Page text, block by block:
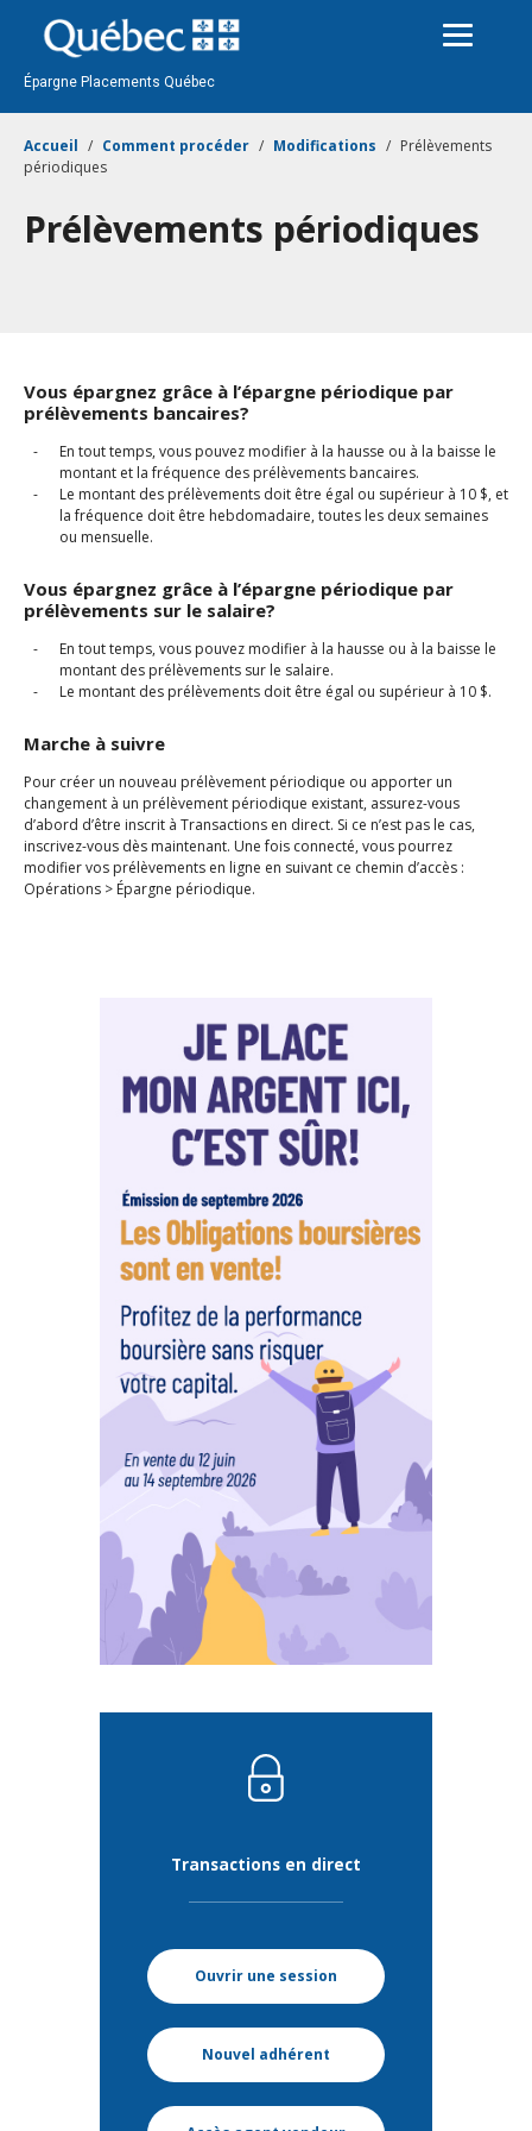
au
contenu
Épargne Placements Québec
Accueil Comment procéder Modifications
Prélèvements
périodiques
Prélèvements périodiques
Vous épargnez grâce à l’épargne périodique par
prélèvements bancaires?
En tout temps, vous pouvez modifier à la hausse ou à la baisse le
montant et la fréquence des prélèvements bancaires.
Le montant des prélèvements doit être égal ou supérieur à 10 $, et
la fréquence doit être hebdomadaire, toutes les deux semaines
ou mensuelle.
Vous épargnez grâce à l’épargne périodique par
prélèvements sur le salaire?
En tout temps, vous pouvez modifier à la hausse ou à la baisse le
montant des prélèvements sur le salaire.
Le montant des prélèvements doit être égal ou supérieur à 10 $.
Marche à suivre
Pour créer un nouveau prélèvement périodique ou apporter un
changement à un prélèvement périodique existant, assurez-vous
d’abord d’être inscrit à Transactions en direct. Si ce n’est pas le cas,
inscrivez-vous dès maintenant. Une fois connecté, vous pourrez
modifier vos prélèvements en ligne en suivant ce chemin d’accès :
Opérations > Épargne périodique.
Transactions en direct
Ouvrir une session
Nouvel adhérent